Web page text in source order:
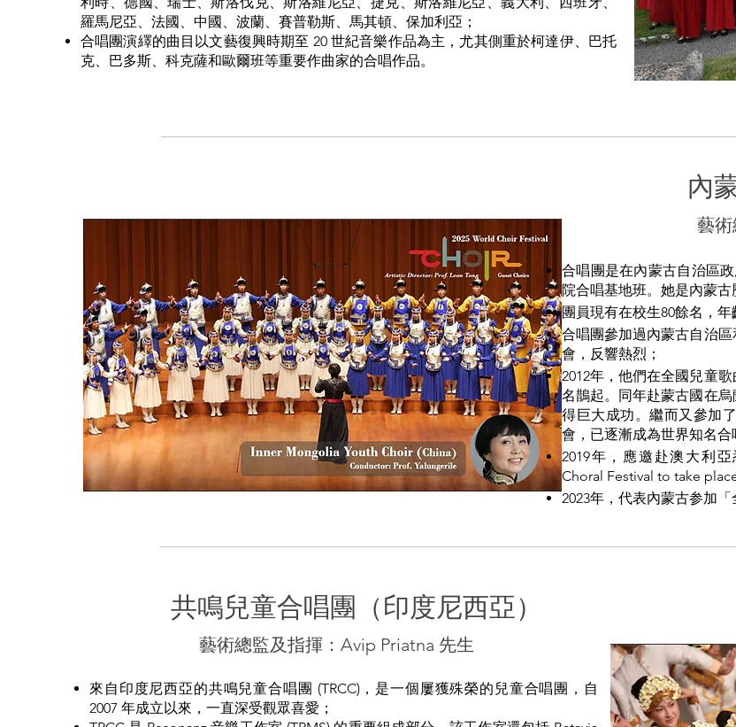
羅馬尼亞、法國、中國、波蘭、賽普勒斯、馬其頓、保加利亞；
合唱團演繹的曲目以文藝復興時期至 20 世紀音樂作品為主，尤其側重於柯達伊、巴托
克、巴多斯、科克薩和歐爾班等重要作曲家的合唱作品。
內
藝
合唱團是在內蒙古自治區
院合唱基地班。她是內蒙古
團員現有在校生80餘名，年
合唱團參加過內蒙古自治
會，反響熱烈；
2012年，他們在全國兒童
名鵲起。同年赴蒙古國在
得巨大成功。繼而又參加
會，已逐漸成為世界知名合
2019年，應邀赴澳大利
Choral Festival to take
2023年，代表內蒙古参加
共鳴兒童合唱團（印度尼西亞）
藝術總監及指揮：Avip Priatna 先生
來自印度尼西亞的共鳴兒童合唱團 (TRCC)，是一個屢獲殊榮的兒童合唱團，自
2007 年成立以來，一直深受觀眾喜愛；